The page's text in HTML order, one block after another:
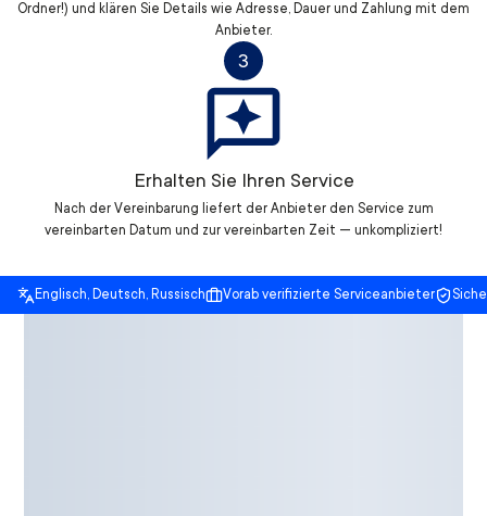
Ordner!) und klären Sie Details wie Adresse, Dauer und Zahlung mit dem
Anbieter.
3
Erhalten Sie Ihren Service
Nach der Vereinbarung liefert der Anbieter den Service zum
vereinbarten Datum und zur vereinbarten Zeit — unkompliziert!
Englisch, Deutsch, Russisch Vorab verifizierte Serviceanbieter